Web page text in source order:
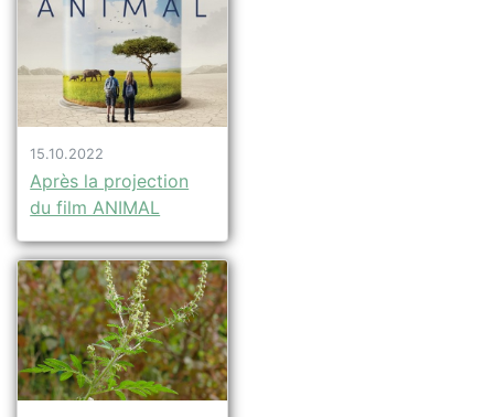
15.10.2022
Après la projection
du film ANIMAL